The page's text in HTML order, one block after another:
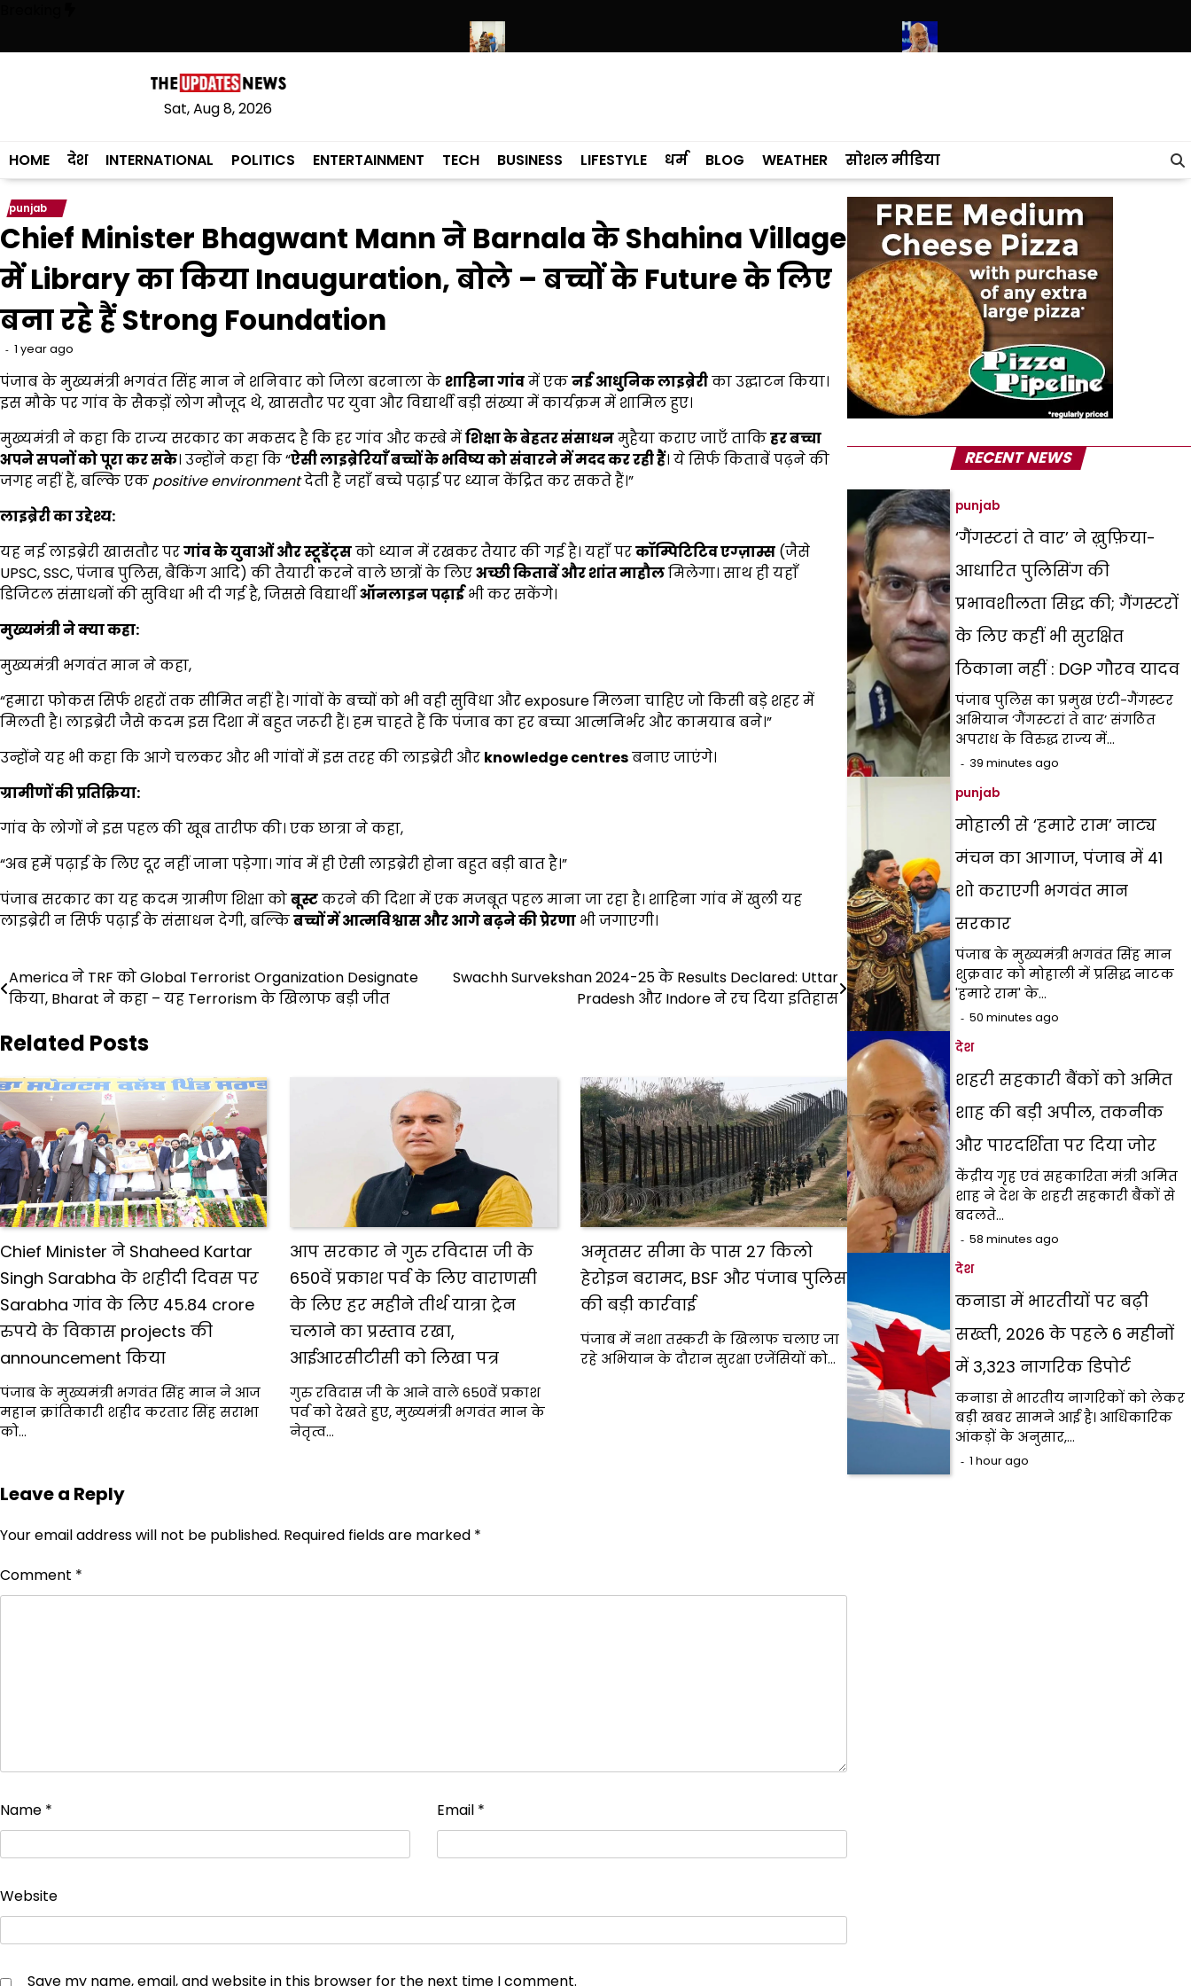
content
सिद्ध की; गैंगस्टरों के लिए कहीं भी सुरक्षित ठिकाना नहीं : DGP गौरव यादव
Sat, Aug 8, 2026
HOME देश INTERNATIONAL POLITICS ENTERTAINMENT TECH BUSINESS LIFESTYLE धर्म BLOG WEATHER सोशल मीडिया
punjab
Chief Minister Bhagwant Mann ने Barnala के Shahina Village
में Library का किया Inauguration, बोले – बच्चों के Future के लिए
बना रहे हैं Strong Foundation
1 year ago
पंजाब के मुख्यमंत्री भगवंत सिंह मान ने शनिवार को जिला बरनाला के शाहिना गांवमें एकनई आधुनिक लाइब्रेरीका उद्घाटन किया।
इस मौके पर गांव के सैकड़ों लोग मौजूद थे, खासतौर पर युवा और विद्यार्थी बड़ी संख्या में कार्यक्रम में शामिल हुए।
मुख्यमंत्री ने कहा कि राज्य सरकार का मकसद है कि हर गांव और कस्बे मेंशिक्षा के बेहतर संसाधनमुहैया कराए जाएँ ताकिहर बच्चा
अपने सपनों को पूरा कर सके। उन्होंने कहा कि “ऐसी लाइब्रेरियाँ बच्चों के भविष्य को संवारने में मदद कर रही हैं। ये सिर्फ किताबें पढ़ने की
जगह नहीं हैं, बल्कि एक positive environmentदेती हैं जहाँ बच्चे पढ़ाई पर ध्यान केंद्रित कर सकते हैं।”
लाइब्रेरी का उद्देश्य:
यह नई लाइब्रेरी खासतौर परगांव के युवाओं और स्टूडेंट्सको ध्यान में रखकर तैयार की गई है। यहाँ परकॉम्पिटिटिव एग्ज़ाम्स (जैसे
UPSC, SSC, पंजाब पुलिस, बैंकिंग आदि) की तैयारी करने वाले छात्रों के लिएअच्छी किताबें और शांत माहौलमिलेगा। साथ ही यहाँ
डिजिटल संसाधनों की सुविधा भी दी गई है, जिससे विद्यार्थीऑनलाइन पढ़ाईभी कर सकेंगे।
मुख्यमंत्री ने क्या कहा:
मुख्यमंत्री भगवंत मान ने कहा,
“हमारा फोकस सिर्फ शहरों तक सीमित नहीं है। गांवों के बच्चों को भी वही सुविधा और exposure मिलना चाहिए जो किसी बड़े शहर में
मिलती है। लाइब्रेरी जैसे कदम इस दिशा में बहुत जरूरी हैं। हम चाहते हैं कि पंजाब का हर बच्चा आत्मनिर्भर और कामयाब बने।”
उन्होंने यह भी कहा कि आगे चलकर और भी गांवों में इस तरह की लाइब्रेरी और knowledge centresबनाए जाएंगे।
ग्रामीणों की प्रतिक्रिया:
गांव के लोगों ने इस पहल की खूब तारीफ की। एक छात्रा ने कहा,
“अब हमें पढ़ाई के लिए दूर नहीं जाना पड़ेगा। गांव में ही ऐसी लाइब्रेरी होना बहुत बड़ी बात है।”
पंजाब सरकार का यह कदम ग्रामीण शिक्षा कोबूस्टकरने की दिशा में एक मजबूत पहल माना जा रहा है। शाहिना गांव में खुली यह
लाइब्रेरी न सिर्फ पढ़ाई के संसाधन देगी, बल्किबच्चों में आत्मविश्वास और आगे बढ़ने की प्रेरणा भी जगाएगी।
Post
navigation
America ने TRF को Global Terrorist Organization Designate
किया, Bharat ने कहा – यह Terrorism के खिलाफ बड़ी जीत
Swachh Survekshan 2024-25 के Results Declared: Uttar
Pradesh और Indore ने रच दिया इतिहास
Related Posts
Chief Minister ने Shaheed Kartar
Singh Sarabha के शहीदी दिवस पर
Sarabha गांव के लिए 45.84 crore
रुपये के विकास projects की
announcement किया
पंजाब के मुख्यमंत्री भगवंत सिंह मान ने आज
महान क्रांतिकारी शहीद करतार सिंह सराभा
को…
आप सरकार ने गुरु रविदास जी के
650वें प्रकाश पर्व के लिए वाराणसी
के लिए हर महीने तीर्थ यात्रा ट्रेन
चलाने का प्रस्ताव रखा,
आईआरसीटीसी को लिखा पत्र
गुरु रविदास जी के आने वाले 650वें प्रकाश
पर्व को देखते हुए, मुख्यमंत्री भगवंत मान के
नेतृत्व…
अमृतसर सीमा के पास 27 किलो
हेरोइन बरामद, BSF और पंजाब पुलिस
की बड़ी कार्रवाई
पंजाब में नशा तस्करी के खिलाफ चलाए जा
रहे अभियान के दौरान सुरक्षा एजेंसियों को…
Leave a Reply
Your email address will not be published. Required fields are marked *
Comment *
Name * Email *
Website
Save my name, email, and website in this browser for the next time I comment.
RECENT NEWS
punjab
‘गैंगस्टरां ते वार’ ने ख़ुफ़िया-
आधारित पुलिसिंग की
प्रभावशीलता सिद्ध की; गैंगस्टरों
के लिए कहीं भी सुरक्षित
ठिकाना नहीं : DGP गौरव यादव
पंजाब पुलिस का प्रमुख एंटी-गैंगस्टर
अभियान ‘गैंगस्टरां ते वार’ संगठित
अपराध के विरुद्ध राज्य में…
39 minutes ago
punjab
मोहाली से ‘हमारे राम’ नाट्य
मंचन का आगाज, पंजाब में 41
शो कराएगी भगवंत मान
सरकार
पंजाब के मुख्यमंत्री भगवंत सिंह मान
शुक्रवार को मोहाली में प्रसिद्ध नाटक
'हमारे राम' के…
50 minutes ago
देश
शहरी सहकारी बैंकों को अमित
शाह की बड़ी अपील, तकनीक
और पारदर्शिता पर दिया जोर
केंद्रीय गृह एवं सहकारिता मंत्री अमित
शाह ने देश के शहरी सहकारी बैंकों से
बदलते…
58 minutes ago
देश
कनाडा में भारतीयों पर बढ़ी
सख्ती, 2026 के पहले 6 महीनों
में 3,323 नागरिक डिपोर्ट
कनाडा से भारतीय नागरिकों को लेकर
बड़ी खबर सामने आई है। आधिकारिक
आंकड़ों के अनुसार,…
1 hour ago